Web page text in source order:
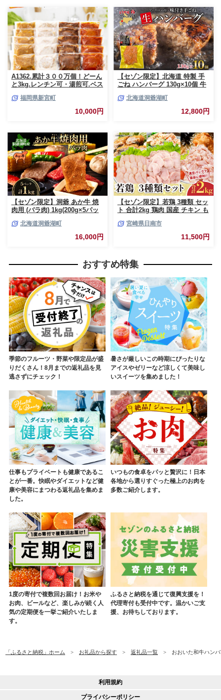
贈答 プレゼント おすそ分け 宮
崎県 日南市 送料無料_CCV2-26
A1362.累計３００万個！どーん
と3kg.レンチン可・湯煎可.ベス
【150g×20個】【訳あり】【北
海道・沖縄・離島へ配送不可】
福岡県新宮町
10,000円
【セゾン限定】北海道 特製 手
ごね ハンバーグ 130g×10個 牛
肉屋 手作り 小分け ジューシー
おかず 本格的 簡単 調理 グルメ
お取り寄せ お肉屋 たどころ 送
北海道洞爺湖町
12,800円
【セゾン限定】洞爺 あか牛 焼
肉用 (バラ肉) 1kg(200g×5パッ
ーベキュー おうち焼肉 BBQ ジ
ューシー ヘルシー 赤身本来の
北海道洞爺湖町
16,000円
【セゾン限定】若鶏 3種類 セッ
ト 合計2kg 鶏肉 国産 チキン も
しささみ 小分け 便利 食べ比べ
おかず お弁当 おつまみ 食品 真
空パック 焼肉 万能食材 からあ
南市 宮崎県 送料無料_BAV13-
宮崎県日南市
11,500円
おすすめ特集
季節のフルーツ・野菜や限定品が盛
りだくさん！8月までの返礼品を見
逃さずにチェック！
暑さが厳しいこの時期にぴったりな
アイスやゼリーなど涼しくて美味し
いスイーツを集めました！
仕事もプライベートも健康であるこ
とが一番。快眠やダイエットなど健
康や美容にまつわる返礼品を集めま
した。
いつもの食卓をパッと贅沢に！日本
各地から選りすぐった極上のお肉を
多数ご紹介します。
1度の寄付で複数回お届け！お米や
お肉、ビールなど、楽しみが続く人
気の定期便を一挙ご紹介いたしま
す。
ふるさと納税を通じて復興支援を！
代理寄付も受付中です。温かいご支
援、お待ちしております。
「ふるさと納税」ホーム お礼品から探す 返礼品一覧 おおいた和牛ハン
利用規約
プライバシーポリシー